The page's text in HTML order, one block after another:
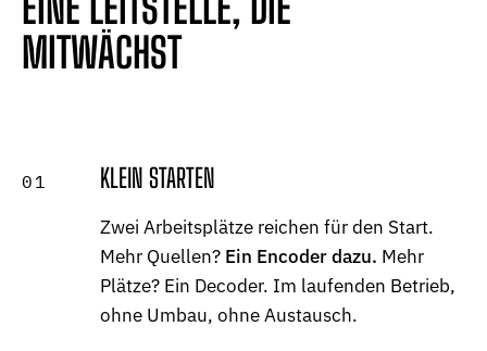
MITWÄCHST
01 KLEIN STARTEN
Zwei Arbeitsplätze reichen für den Start.
Mehr Quellen? Ein Encoder dazu. Mehr
Plätze? Ein Decoder. Im laufenden Betrieb,
ohne Umbau, ohne Austausch.